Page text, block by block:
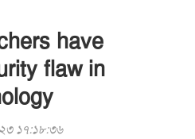
have
flaw in
১৭:১৮:৩৬